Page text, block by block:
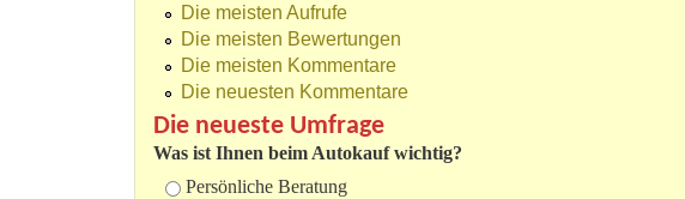
Die meisten Aufrufe
Die meisten Bewertungen
Die meisten Kommentare
Die neuesten Kommentare
Die neueste Umfrage
Was ist Ihnen beim Autokauf wichtig?
Auswahlmöglichkeiten
Persönliche Beratung